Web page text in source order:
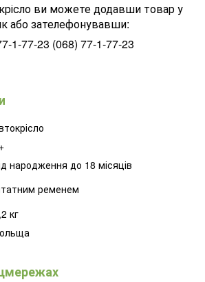
ви можете додавши товар у
або зателефонувавши:
1-77-23 (068) 77-1-77-23
народження до 18 місяців
ременем
кг